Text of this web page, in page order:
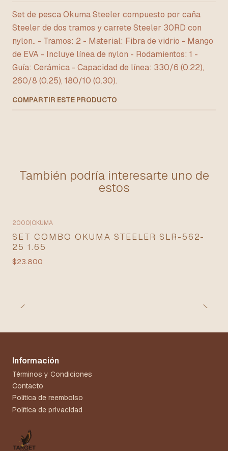
Set de pesca Okuma Steeler compuesto por caña
Steeler de dos tramos y carrete Steeler 30RD con
nylon.. - Tramos: 2 - Material: Fibra de vidrio - Mango
de EVA - Incluye línea de nylon - Rodamientos: 1 -
Guía: Cerámica - Capacidad de línea: 330/6 (0.22),
260/8 (0.25), 180/10 (0.30).
COMPARTIR ESTE PRODUCTO
También podría interesarte uno de
estos
2000 OKUMA
SET COMBO OKUMA STEELER SLR-562-
25 1.65
$23.800
Información
Términos y Condiciones
Contacto
Política de reembolso
Política de privacidad